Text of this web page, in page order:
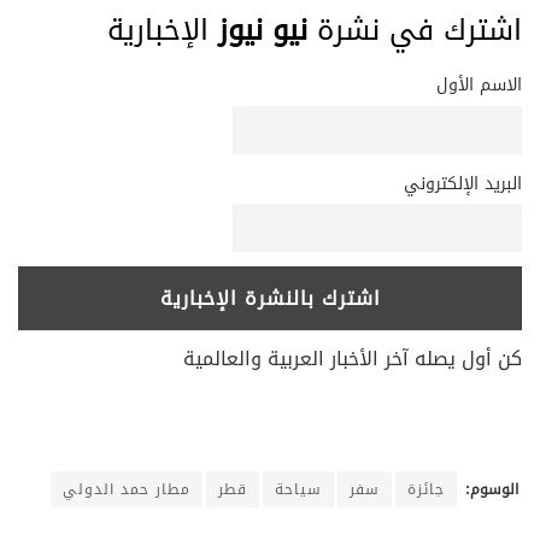
اشترك في نشرةنيو نيوزالإخبارية
الاسم الأول
البريد الإلكتروني
كن أول يصله آخر الأخبار العربية والعالمية
الوسوم: جائزة سفر سياحة قطر مطار حمد الدولي